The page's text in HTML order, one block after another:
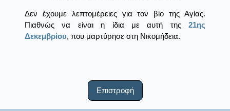
Δεν έχουμε λεπτομέρειες για τον βίο της Αγίας.
Πιαθνώς να είναι η ίδια με αυτή της 21ης
Δεκεμβρίου, που μαρτύρησε στη Νικομήδεια.
Επιστροφή